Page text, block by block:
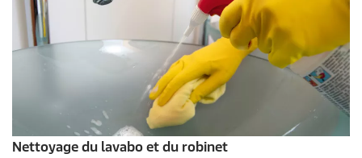
Nettoyage du lavabo et du robinet